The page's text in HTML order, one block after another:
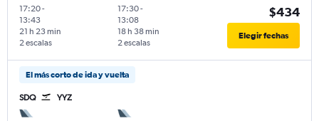
17:20-
13:43
2 escalas
21 h 23 min
17:30-
13:08
2 escalas
18 h 38 min
$434
Elegir fechas
El más corto de ida y vuelta
SDQ YYZ